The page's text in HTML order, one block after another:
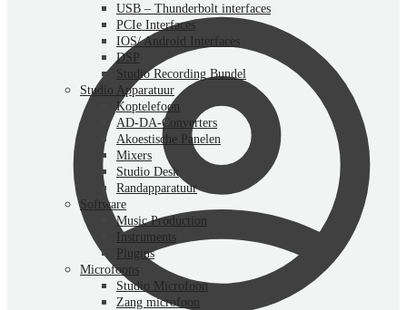
USB – Thunderbolt interfaces
PCIe Interfaces
IOS/ Android Interfaces
DSP
Studio Recording Bundel
Studio Apparatuur
Koptelefoon
AD-DA-Converters
Akoestische Panelen
Mixers
Studio Desk
Randapparatuur
Software
Music Production
Instruments
Plugins
Microfoons
Studio Microfoon
Zang microfoon